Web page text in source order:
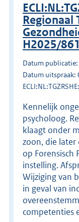
Regionaal
H2025/
Datum
Datum
Kennelijk
psycholoog.
klaagt onder
zoon, die later
op Forensisch
instelling.
Wijziging van
in geval van
competenties